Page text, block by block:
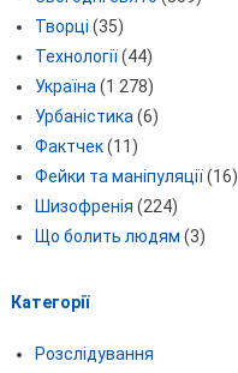
Творці (35)
Технології(44)
Україна (1 278)
Урбаністика (6)
Фактчек(11)
Фейки та маніпуляції(16)
Шизофренія (224)
Що болить людям (3)
Категорії
Розслідування